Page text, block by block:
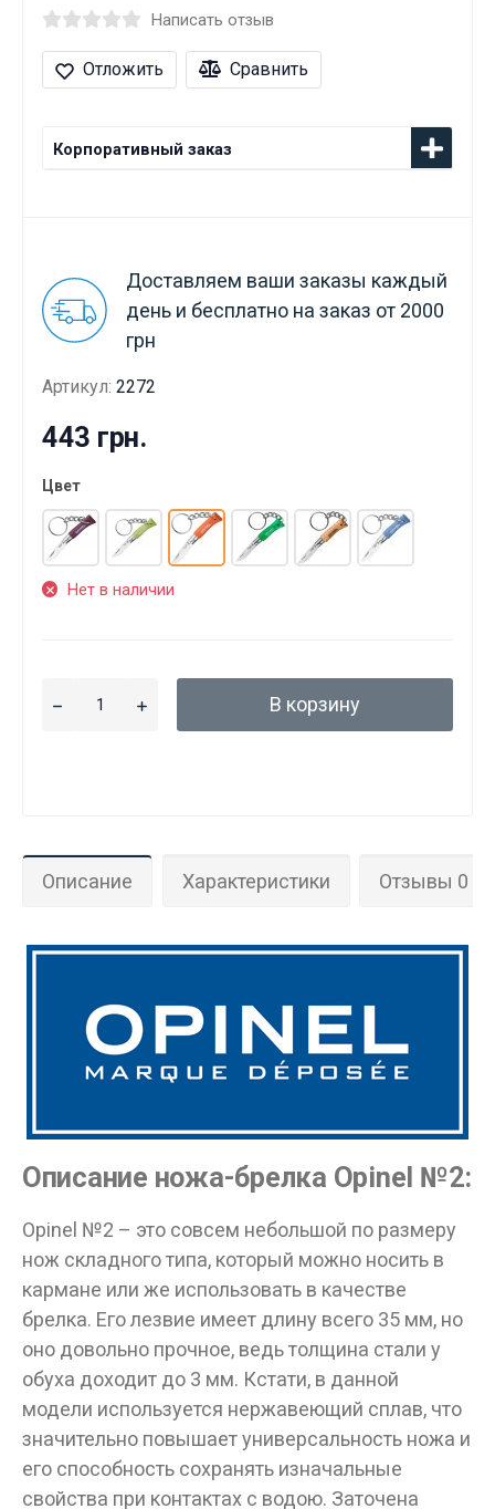
Написать отзыв
Отложить Сравнить
Корпоративный заказ
Доставляем ваши заказы каждый
день и бесплатно на заказ от 2000
грн
Артикул: 2272
443 грн.
Цвет
Нет в наличии
В корзину
Описание Характеристики Отзывы 0
Описание ножа-брелка Opinel №2:
Opinel №2 – это совсем небольшой по размеру
нож складного типа, который можно носить в
кармане или же использовать в качестве
брелка. Его лезвие имеет длину всего 35 мм, но
оно довольно прочное, ведь толщина стали у
обуха доходит до 3 мм. Кстати, в данной
модели используется нержавеющий сплав, что
значительно повышает универсальность ножа и
его способность сохранять изначальные
свойства при контактах с водою. Заточена